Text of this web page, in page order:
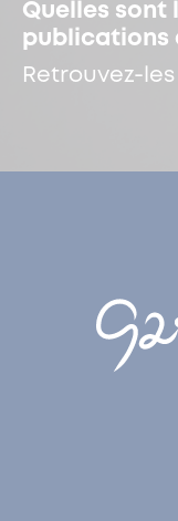
Quelles sont
publications
Retrouvez-